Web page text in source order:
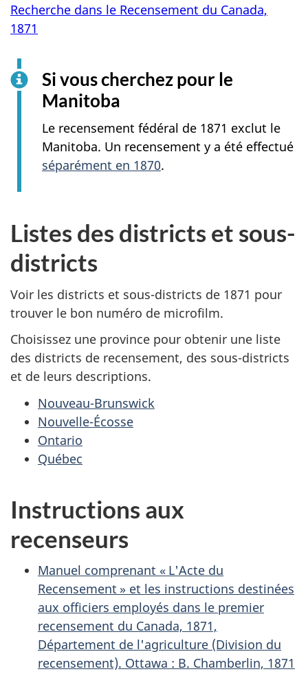
Recherche dans le Recensement du Canada,
1871
Si vous cherchez pour le
Manitoba
Le recensement fédéral de 1871 exclut le
Manitoba. Un recensement y a été effectué
séparément en 1870.
Listes des districts et sous-
districts
Voir les districts et sous-districts de 1871 pour
trouver le bon numéro de microfilm.
Choisissez une province pour obtenir une liste
des districts de recensement, des sous-districts
et de leurs descriptions.
Nouveau-Brunswick
Nouvelle-Écosse
Ontario
Québec
Instructions aux
recenseurs
Manuel comprenant « L'Acte du
Recensement » et les instructions destinées
aux officiers employés dans le premier
recensement du Canada, 1871,
Département de l'agriculture (Division du
recensement). Ottawa : B. Chamberlin, 1871